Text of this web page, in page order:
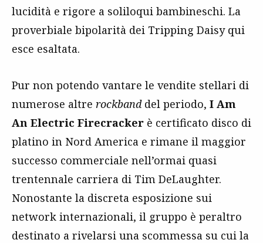
lucidità e rigore a soliloqui bambineschi. La
proverbiale bipolarità dei Tripping Daisy qui
esce esaltata.
Pur non potendo vantare le vendite stellari di
numerose altre rockbanddel periodo, I Am
An Electric Firecracker è certificato disco di
platino in Nord America e rimane il maggior
successo commerciale nell’ormai quasi
trentennale carriera di Tim DeLaughter.
Nonostante la discreta esposizione sui
network internazionali, il gruppo è peraltro
destinato a rivelarsi una scommessa su cui la